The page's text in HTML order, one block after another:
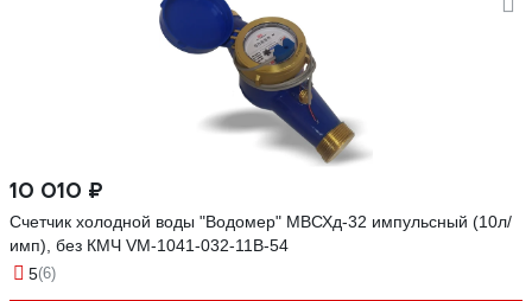
10 010 ₽
Счетчик холодной воды "Водомер" МВСХд-32 импульсный (10л/
имп), без КМЧ VM-1041-032-11B-54
5(6)